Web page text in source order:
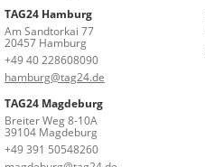
TAG24 Hamburg
Am Sandtorkai 77
20457 Hamburg
+49 40 228608090
hamburg@tag24.de
TAG24 Magdeburg
Breiter Weg 8-10A
39104 Magdeburg
+49 391 50548260